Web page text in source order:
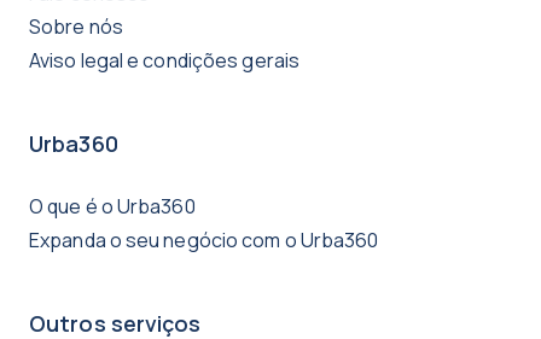
Sobre nós
Aviso legal e condições gerais
Urba360
O que é o Urba360
Expanda o seu negócio com o Urba360
Outros serviços